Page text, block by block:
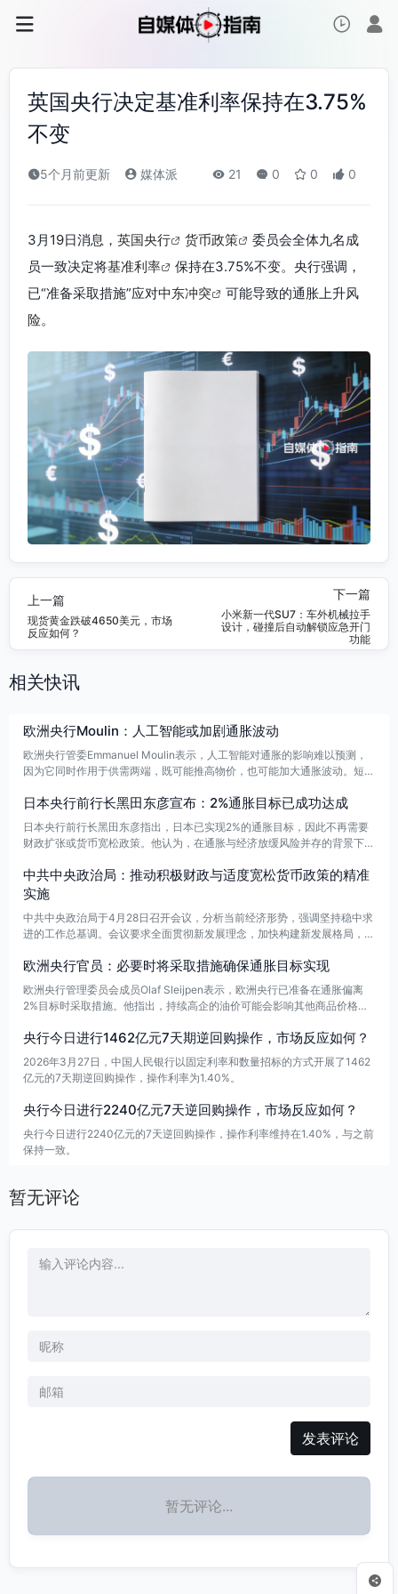
英国央行决定基准利率保持在3.75%
不变
5个月前更新 媒体派 21 0 0 0
3月19日消息， 英国央行 货币政策
委员会全体九名成
员一致决定将基准利率
保持在3.75%不变。央行强调，
已“准备采取措施”应对中东冲突
可能导致的通胀上升风
险。
上一篇
现货黄金跌破4650美元，市场
反应如何？
下一篇
小米新一代SU7：车外机械拉手
设计，碰撞后自动解锁应急开门
功能
相关快讯
欧洲央行Moulin：人工智能或加剧通胀波动
欧洲央行管委Emmanuel Moulin表示，人工智能对通胀的影响难以预测，
因为它同时作用于供需两端，既可能推高物价，也可能加大通胀波动。短期
通胀。
日本央行前行长黑田东彦宣布：2%通胀目标已成功达成
日本央行前行长黑田东彦指出，日本已实现2%的通胀目标，因此不再需要
财政扩张或货币宽松政策。他认为，在通胀与经济放缓风险并存的背景下，
中共中央政治局：推动积极财政与适度宽松货币政策的精准
实施
中共中央政治局于4月28日召开会议，分析当前经济形势，强调坚持稳中求
进的工作总基调。会议要求全面贯彻新发展理念，加快构建新发展格局，统
业链自主可控，实施积极的财政政策和适度宽松的货币政策。同时，会议提
到要扩大内需、优化供给，稳就业、稳企业、稳市场、稳预期，增强经济内
生动力，力求实现“十五五”良好开局，促进国内大循环与国际双循环的良性
互动。
欧洲央行官员：必要时将采取措施确保通胀目标实现
欧洲央行管理委员会成员Olaf Sleijpen表示，欧洲央行已准备在通胀偏离
2%目标时采取措施。他指出，持续高企的油价可能会影响其他商品价格及
通胀在中期内维持在2%左右。
央行今日进行1462亿元7天期逆回购操作，市场反应如何？
2026年3月27日，中国人民银行以固定利率和数量招标的方式开展了1462
亿元的7天期逆回购操作，操作利率为1.40%。
央行今日进行2240亿元7天逆回购操作，市场反应如何？
央行今日进行2240亿元的7天逆回购操作，操作利率维持在1.40%，与之前
保持一致。
暂无评论
发表评论
暂无评论...